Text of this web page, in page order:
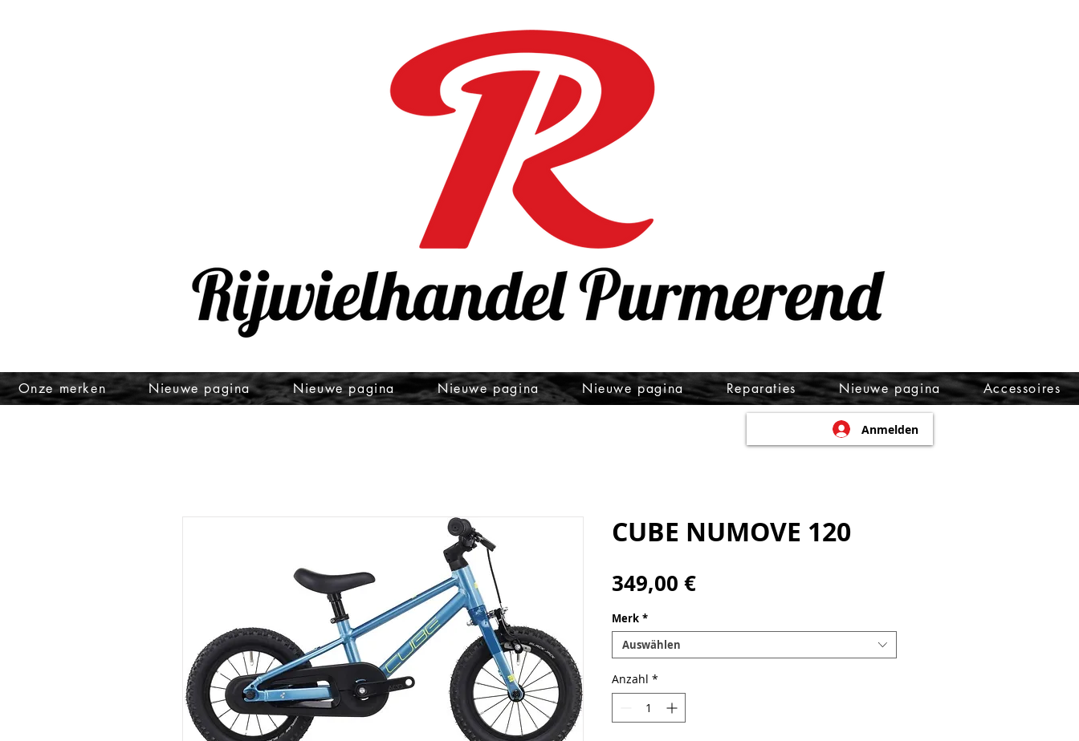
Onze merken Nieuwe pagina Nieuwe pagina Nieuwe pagina Nieuwe pagina Reparaties Nieuwe pagina Accessoires
CUBE NUMOVE 120
349,00 €Preis
Merk *
Auswählen
Anzahl *
Anmelden